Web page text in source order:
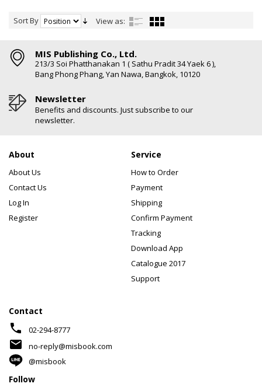
Sort By View as:
MIS Publishing Co., Ltd.
213/3 Soi Phatthanakan 1 ( Sathu Pradit 34 Yaek 6 ),
Bang Phong Phang, Yan Nawa, Bangkok, 10120
Newsletter
Benefits and discounts. Just subscribe to our
newsletter.
About
About Us
Contact Us
Log In
Register
Service
How to Order
Payment
Shipping
Confirm Payment
Tracking
Download App
Catalogue 2017
Support
Contact
phone 02-294-8777
mail
no-reply@misbook.com
@misbook
Follow